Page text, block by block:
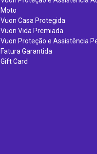
Moto
Vuon Casa Protegida
Vuon Vida Premiada
Vuon Proteção e Assistência
Fatura Garantida
Gift Card